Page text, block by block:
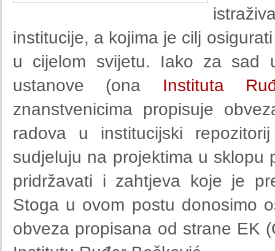
institucije, a kojima je cilj
u cijelom svijetu. Iako za sad
ustanove (ona Instituta
znanstvenicima propisuje
radova u institucijski
sudjeluju na projektima u sklopu
pridržavati i zahtjeva koje je
Stoga u ovom postu donosimo
obveza propisana od strane EK